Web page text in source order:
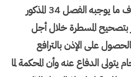
الاستئناف شخصيا خلاف ما يوجبه الفصل 34 المذكور
بتصحيح المسطرة خلال أجل
على الإذن بالترافع
الدفاع عنه وأن المحكمة لما